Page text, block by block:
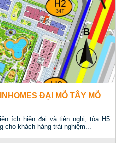
ĐẠI MỖ TÂY MỖ
ích hiện đại và tiện nghi, tòa H5
cho khách hàng trải nghiệm...